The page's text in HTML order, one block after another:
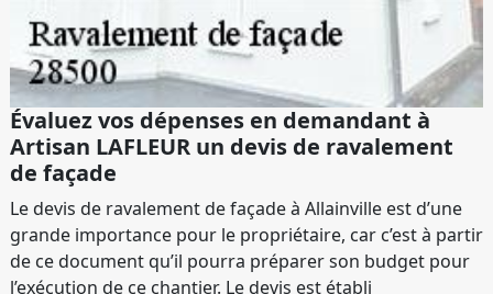
Évaluez vos dépenses en demandant à
Artisan LAFLEUR un devis de ravalement
de façade
Le devis de ravalement de façade à Allainville est d’une
grande importance pour le propriétaire, car c’est à partir
de ce document qu’il pourra préparer son budget pour
l’exécution de ce chantier. Le devis est établi